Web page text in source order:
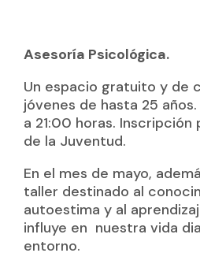
Asesoría Psicológica.
Un espacio gratuito y de
jóvenes de hasta 25
a 21:00 horas. Inscripción
de la Juventud.
En el mes de mayo,
taller destinado al
autoestima y al
influye en nuestra vida
entorno.